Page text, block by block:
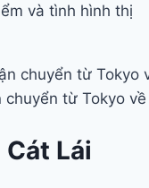
và tình hình thị
từ Tokyo
Lái